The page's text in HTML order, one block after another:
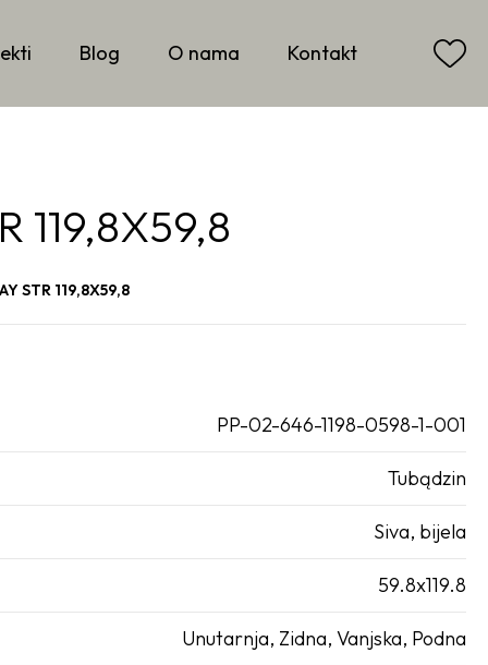
Blog O nama Kontakt
119,8X59,8
STR 119,8X59,8
PP-02-646-1198-0598-1-001
Tubądzin
Siva, bijela
59.8x119.8
Unutarnja, Zidna, Vanjska, Podna